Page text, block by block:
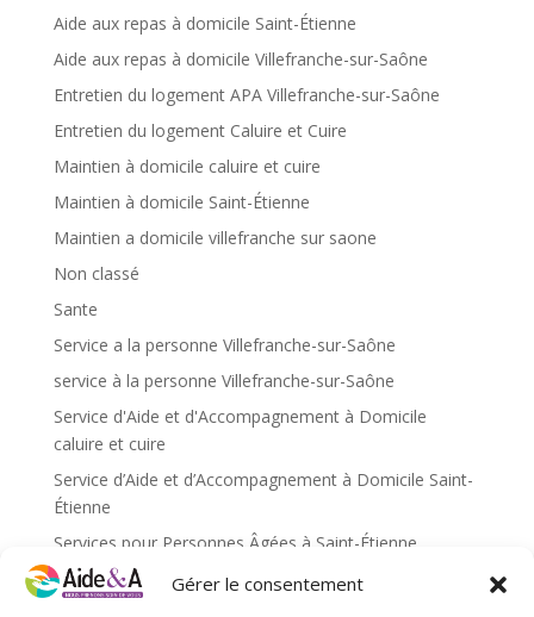
Gérer le consentement
Aide aux repas à domicile Saint-Étienne
Aide aux repas à domicile Villefranche-sur-Saône
Entretien du logement APA Villefranche-sur-Saône
Entretien du logement Caluire et Cuire
Maintien à domicile caluire et cuire
Maintien à domicile Saint-Étienne
Maintien a domicile villefranche sur saone
Non classé
Sante
Service a la personne Villefranche-sur-Saône
service à la personne Villefranche-sur-Saône
Service d'Aide et d'Accompagnement à Domicile
caluire et cuire
Service d’Aide et d’Accompagnement à Domicile Saint-
Étienne
Services pour Personnes Âgées à Saint-Étienne
Services pour personnes âgées caluire et cuire